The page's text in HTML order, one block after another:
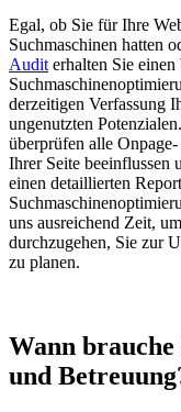
Egal, ob Sie für Ihre
Suchmaschinen hatten
Audit erhalten Sie
derzeitigen Verfassung
ungenutzten
überprüfen alle
Ihrer Seite beeinflussen
einen detaillierten
uns ausreichend Zeit,
durchzugehen, Sie zur
zu planen.
Wann
und